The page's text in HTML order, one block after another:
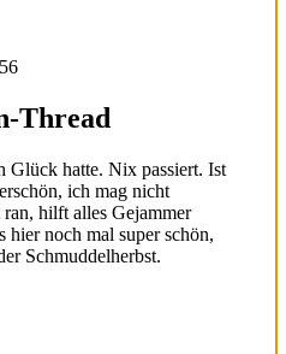
Thread
Glück hatte. Nix passiert. Ist
ich mag nicht
hilft alles Gejammer
hier noch mal super schön,
Schmuddelherbst.